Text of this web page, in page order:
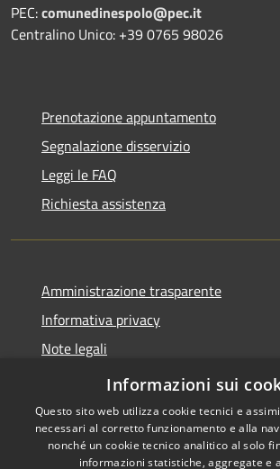
PEC:comunedinespolo@pec.it
Centralino Unico: +39 0765 98026
Prenotazione appuntamento
Segnalazione disservizio
Leggi le FAQ
Richiesta assistenza
Amministrazione trasparente
Informativa privacy
Note legali
Dichiarazione di accessibilità
Informazioni sui
Questo sito web utilizza cookie tecnici e
necessari al corretto funzionamento e alla
nonché un cookie tecnico analitico al solo
informazioni statistiche, aggregate e